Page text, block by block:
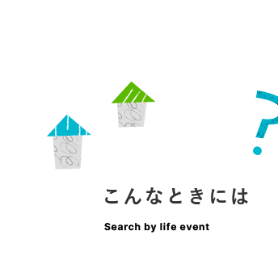
と
き